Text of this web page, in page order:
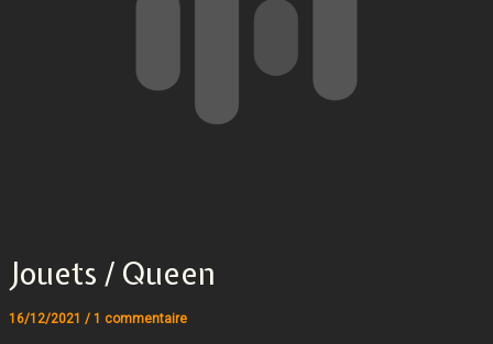
Jouets / Queen
16/12/2021 / 1 commentaire